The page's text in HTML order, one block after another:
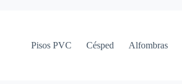
Pisos PVC
Césped Alfombras